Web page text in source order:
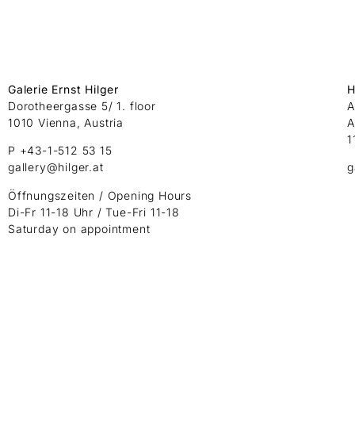
Galerie Ernst Hilger
Dorotheergasse 5/ 1. floor
1010 Vienna, Austria
P +43-1-512 53 15
gallery@hilger.at
Öffnungszeiten / Opening Hours
Di-Fr 11-18 Uhr / Tue-Fri 11-18
Saturday on appointment